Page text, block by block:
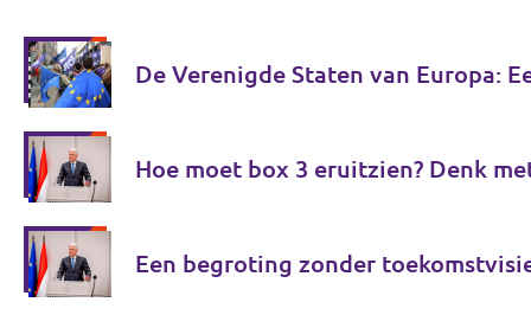
De Verenigde Staten van Europa:
Hoe moet box 3 eruitzien? Denk
Een begroting zonder